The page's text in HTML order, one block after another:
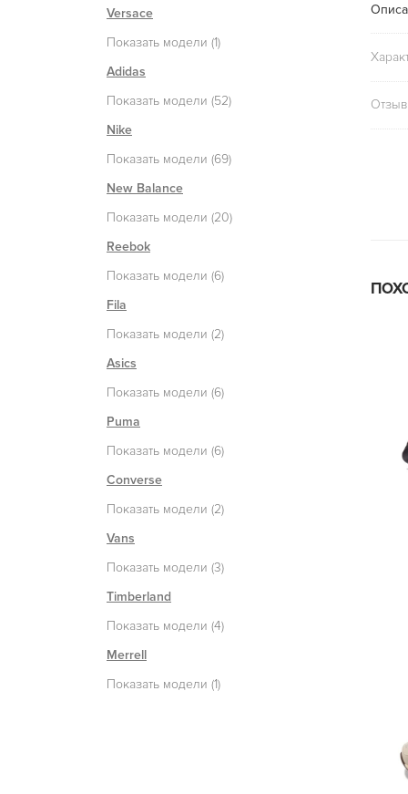
Versace
Показать модели (1)
Adidas
Показать модели (52)
Nike
Показать модели (69)
New Balance
Показать модели (20)
Reebok
Показать модели (6)
Fila
Показать модели (2)
Asics
Показать модели (6)
Puma
Показать модели (6)
Converse
Показать модели (2)
Vans
Показать модели (3)
Timberland
Показать модели (4)
Merrell
Показать модели (1)